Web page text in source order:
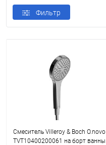
Фильтр
Смеситель Villeroy & Boch O.novo
TVT10400200061 на борт ванны